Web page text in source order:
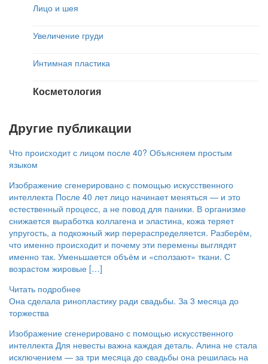
Лицо и шея
Увеличение груди
Интимная пластика
Косметология
Другие публикации
Что происходит с лицом после 40? Объясняем простым
языком
Изображение сгенерировано с помощью искусственного
интеллекта После 40 лет лицо начинает меняться — и это
естественный процесс, а не повод для паники. В организме
снижается выработка коллагена и эластина, кожа теряет
упругость, а подкожный жир перераспределяется. Разберём,
что именно происходит и почему эти перемены выглядят
именно так. Уменьшается объём и «сползают» ткани. С
возрастом жировые […]
Читать подробнее
Она сделала ринопластику ради свадьбы. За 3 месяца до
торжества
Изображение сгенерировано с помощью искусственного
интеллекта Для невесты важна каждая деталь. Алина не стала
исключением — за три месяца до свадьбы она решилась на